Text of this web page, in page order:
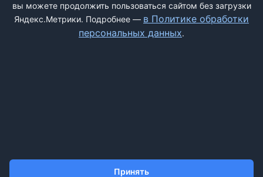
ПОЛИТИКА ОБРАБОТКИ ПЕРСОНАЛЬНЫХ ДАННЫХ
вы можете продолжить пользоваться сайтом без загрузки
Яндекс.Метрики. Подробнее — в Политике обработки
персональных данных.
Принять